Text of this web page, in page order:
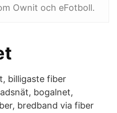
Ownit och eFotboll.
billigaste fiber
bogalnet,
bredband via fiber